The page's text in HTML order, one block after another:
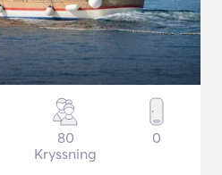
80
Kryssning
0